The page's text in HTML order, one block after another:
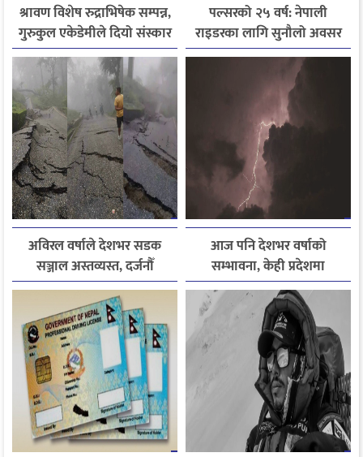
श्रावण विशेष रुद्राभिषेक सम्पन्न,
गुरुकुल एकेडेमीले दियो संस्कार
र नैतिक शिक्षाको सन्देश
पल्सरको २५ वर्ष: नेपाली
राइडरका लागि सुनौलो अवसर
कथा सुनाउनुहोस्, पल्सर
जित्नुहोस्
अविरल वर्षाले देशभर सडक
सञ्जाल अस्तव्यस्त, दर्जनौँ
राजमार्ग अवरुद्ध
आज पनि देशभर वर्षाको
सम्भावना, केही प्रदेशमा
भारीदेखि धेरै भारी वर्षा हुने
चेतावनी